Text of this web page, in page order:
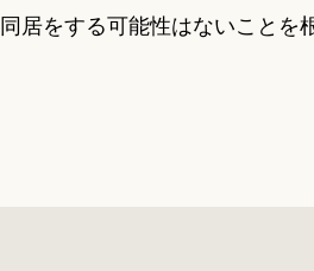
居をする可能性はないことを